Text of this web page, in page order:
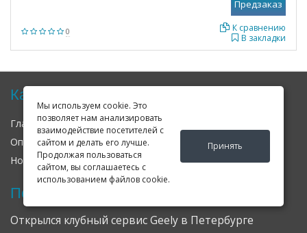
Мы используем cookie. Это
позволяет нам анализировать
взаимодействие посетителей с
сайтом и делать его лучше.
Продолжая пользоваться
сайтом, вы соглашаетесь с
использованием файлов cookie.
Принять
0
В закладки
К сравнению
Карта сайта
Главная О нас
Оплата
Доставка
Гарантия
Новости
Оферта Соглашение
Последние новости
Открылся клубный сервис Geely в Петербурге